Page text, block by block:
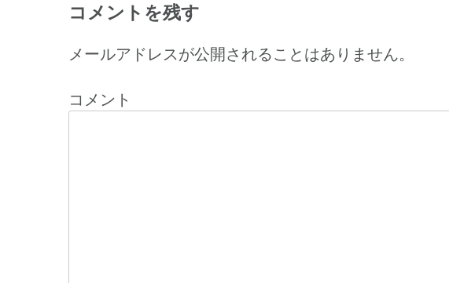
稿
ナ
ビ
コメントを残す
メールアドレスが公開されることはありません。
コメント